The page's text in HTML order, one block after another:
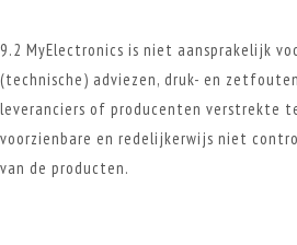
9.2 MyElectronics is niet aansprakelijk
(technische) adviezen, druk- en
leveranciers of producenten verstrekte
voorzienbare en redelijkerwijs niet
van de producten.